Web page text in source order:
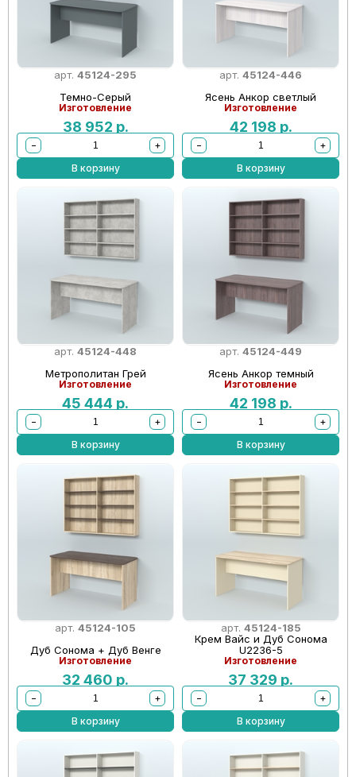
арт. 45124-295
Темно-Серый
Изготовление
38 952 р.
−
+
В корзину
арт. 45124-446
Ясень Анкор светлый
Изготовление
42 198 р.
−
+
В корзину
арт. 45124-448
Метрополитан Грей
Изготовление
45 444 р.
−
+
В корзину
арт. 45124-449
Ясень Анкор темный
Изготовление
42 198 р.
−
+
В корзину
арт. 45124-105
Дуб Сонома + Дуб Венге
Изготовление
32 460 р.
−
+
В корзину
арт. 45124-185
Крем Вайс и Дуб Сонома
U2236-5
Изготовление
37 329 р.
−
+
В корзину